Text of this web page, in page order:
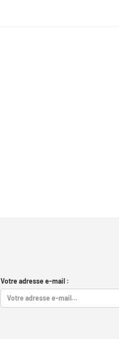
Votre adresse e-mail :